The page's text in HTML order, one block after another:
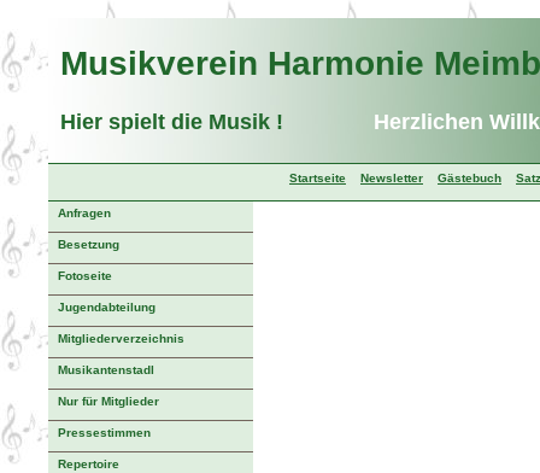
Musikverein Harmonie
Hier spielt die Musik ! Herzlichen
Startseite Newsletter Gästebuch
Anfragen
Besetzung
Fotoseite
Jugendabteilung
Mitgliederverzeichnis
Musikantenstadl
Nur für Mitglieder
Pressestimmen
Repertoire